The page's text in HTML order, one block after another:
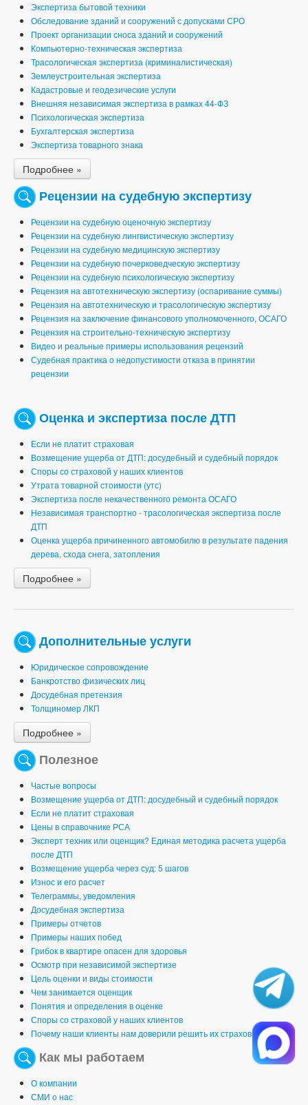
Экспертиза бытовой техники
Обследование зданий и сооружений с допусками СРО
Проект организации сноса зданий и сооружений
Компьютерно-техническая экспертиза
Трасологическая экспертиза (криминалистическая)
Землеустроительная экспертиза
Кадастровые и геодезические услуги
Внешняя независимая экспертиза в рамках 44-ФЗ
Психологическая экспертиза
Бухгалтерская экспертиза
Экспертиза товарного знака
Подробнее »
Рецензии на судебную экспертизу
Рецензии на судебную оценочную экспертизу
Рецензии на судебную лингвистическую экспертизу
Рецензии на судебную медицинскую экспертизу
Рецензии на судебную почерковедческую экспертизу
Рецензии на судебную психологическую экспертизу
Рецензия на автотехническую экспертизу (оспаривание суммы)
Рецензия на автотехническую и трасологическую экспертизу
Рецензия на заключение финансового уполномоченного, ОСАГО
Рецензия на строительно-техническую экспертизу
Видео и реальные примеры использования рецензий
Судебная практика о недопустимости отказа в принятии
рецензии
Оценка и экспертиза после ДТП
Если не платит страховая
Возмещение ущерба от ДТП: досудебный и судебный порядок
Споры со страховой у наших клиентов
Утрата товарной стоимости (утс)
Экспертиза после некачественного ремонта ОСАГО
Независимая транспортно - трасологическая экспертиза после
ДТП
Оценка ущерба причиненного автомобилю в результате падения
дерева, схода снега, затопления
Подробнее »
Дополнительные услуги
Юридическое сопровождение
Банкротство физических лиц
Досудебная претензия
Толщиномер ЛКП
Подробнее »
Полезное
Частые вопросы
Возмещение ущерба от ДТП: досудебный и судебный порядок
Если не платит страховая
Цены в справочнике РСА
Эксперт техник или оценщик? Единая методика расчета ущерба
после ДТП
Возмещение ущерба через суд: 5 шагов
Износ и его расчет
Телеграммы, уведомления
Досудебная экспертиза
Примеры отчетов
Примеры наших побед
Грибок в квартире опасен для здоровья
Осмотр при независимой экспертизе
Цель оценки и виды стоимости
Чем занимается оценщик
Понятия и определения в оценке
Споры со страховой у наших клиентов
Почему наши клиенты нам доверили решить их страховые споры
Как мы работаем
О компании
СМИ о нас